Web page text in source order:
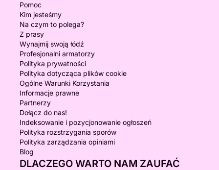
Pomoc
Kim jesteśmy
Na czym to polega?
Z prasy
Wynajmij swoją łódź
Profesjonalni armatorzy
Polityka prywatności
Polityka dotycząca plików cookie
Ogólne Warunki Korzystania
Informacje prawne
Partnerzy
Dołącz do nas!
Indeksowanie i pozycjonowanie ogłoszeń
Polityka rozstrzygania sporów
Polityka zarządzania opiniami
Blog
DLACZEGO WARTO NAM ZAUFAĆ